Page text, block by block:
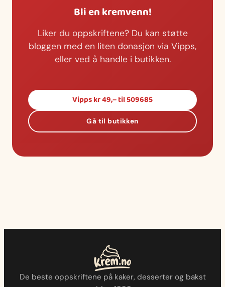
Bli en kremvenn!
Liker du oppskriftene? Du kan støtte
bloggen med en liten donasjon via Vipps,
eller ved å handle i butikken.
Vipps kr 49,– til 509685
Gå til butikken
De beste oppskriftene på kaker, desserter og bakst